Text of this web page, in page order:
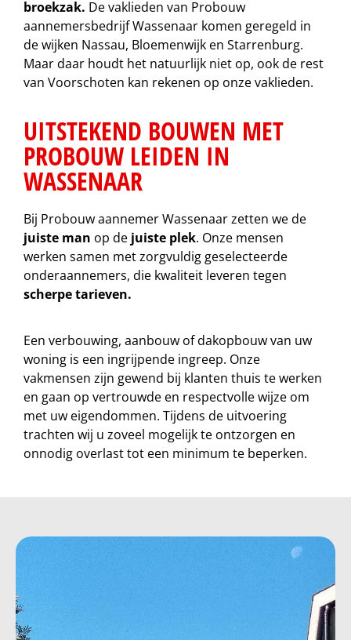
broekzak. De vaklieden van Probouw
aannemersbedrijf Wassenaar komen geregeld in
de wijken Nassau, Bloemenwijk en Starrenburg.
Maar daar houdt het natuurlijk niet op, ook de rest
van Voorschoten kan rekenen op onze vaklieden.
UITSTEKEND BOUWEN MET
PROBOUW LEIDEN IN
WASSENAAR
Bij Probouw aannemer Wassenaar zetten we de
juiste man op de juiste plek. Onze mensen
werken samen met zorgvuldig geselecteerde
onderaannemers, die kwaliteit leveren tegen
scherpe tarieven.
Een verbouwing, aanbouw of dakopbouw van uw
woning is een ingrijpende ingreep. Onze
vakmensen zijn gewend bij klanten thuis te werken
en gaan op vertrouwde en respectvolle wijze om
met uw eigendommen. Tijdens de uitvoering
trachten wij u zoveel mogelijk te ontzorgen en
onnodig overlast tot een minimum te beperken.